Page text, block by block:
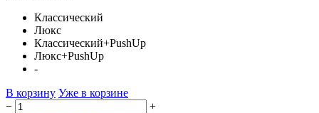
Классический
Люкс
Классический+PushUp
Люкс+PushUp
-
В корзину Уже в корзине
−
+